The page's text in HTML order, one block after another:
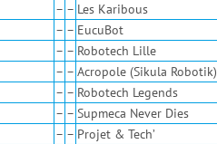
– – Les Karibous
– – EucuBot
– – Robotech Lille
– – Acropole (Sikula Robotik)
– – Robotech Legends
– – Supmeca Never Dies
– – Projet & Tech’